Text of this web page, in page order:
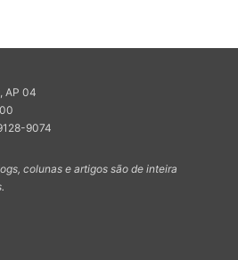
AP 04
9074
colunas e artigos são de inteira